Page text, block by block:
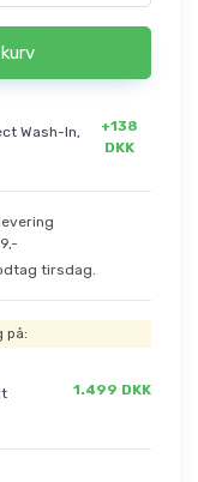
Wash-In,
+138
DKK
tirsdag.
på:
1.499 DKK